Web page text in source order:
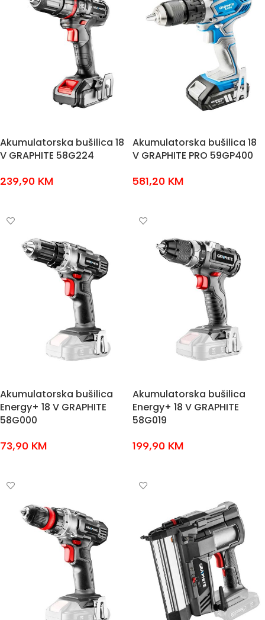
Akumulatorska bušilica 18
V GRAPHITE 58G224
239,90 KM
Akumulatorska bušilica 18
V GRAPHITE PRO 59GP400
581,20 KM
Akumulatorska bušilica
Energy+ 18 V GRAPHITE
58G000
73,90 KM
Akumulatorska bušilica
Energy+ 18 V GRAPHITE
58G019
199,90 KM